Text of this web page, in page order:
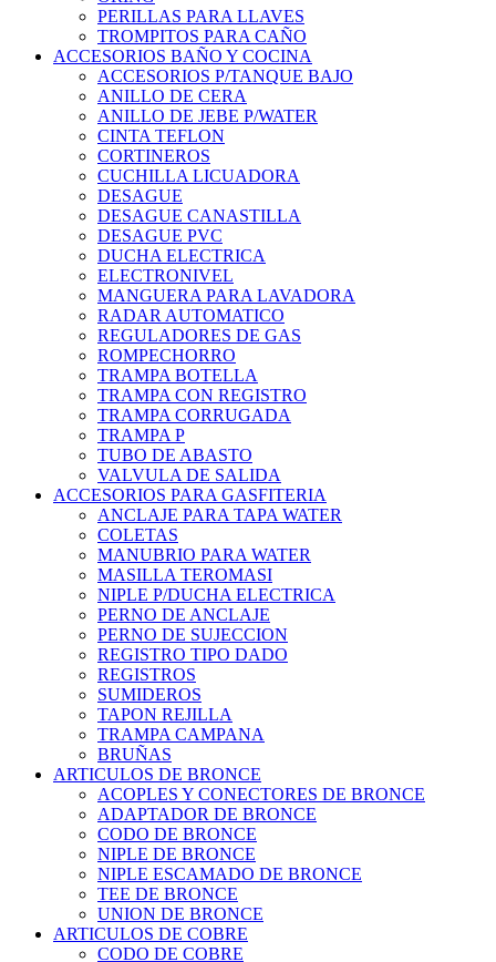
PERILLAS PARA LLAVES
TROMPITOS PARA CAÑO
ACCESORIOS BAÑO Y COCINA
ACCESORIOS P/TANQUE BAJO
ANILLO DE CERA
ANILLO DE JEBE P/WATER
CINTA TEFLON
CORTINEROS
CUCHILLA LICUADORA
DESAGUE
DESAGUE CANASTILLA
DESAGUE PVC
DUCHA ELECTRICA
ELECTRONIVEL
MANGUERA PARA LAVADORA
RADAR AUTOMATICO
REGULADORES DE GAS
ROMPECHORRO
TRAMPA BOTELLA
TRAMPA CON REGISTRO
TRAMPA CORRUGADA
TRAMPA P
TUBO DE ABASTO
VALVULA DE SALIDA
ACCESORIOS PARA GASFITERIA
ANCLAJE PARA TAPA WATER
COLETAS
MANUBRIO PARA WATER
MASILLA TEROMASI
NIPLE P/DUCHA ELECTRICA
PERNO DE ANCLAJE
PERNO DE SUJECCION
REGISTRO TIPO DADO
REGISTROS
SUMIDEROS
TAPON REJILLA
TRAMPA CAMPANA
BRUÑAS
ARTICULOS DE BRONCE
ACOPLES Y CONECTORES DE BRONCE
ADAPTADOR DE BRONCE
CODO DE BRONCE
NIPLE DE BRONCE
NIPLE ESCAMADO DE BRONCE
TEE DE BRONCE
UNION DE BRONCE
ARTICULOS DE COBRE
CODO DE COBRE